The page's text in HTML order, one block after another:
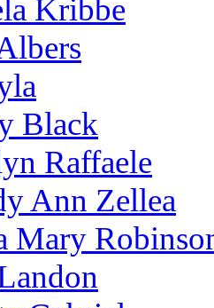
Kribbe
Black
Raffaele
Ann Zellea
Mary